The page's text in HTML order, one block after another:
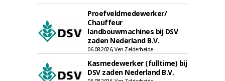
Proefveldmedewerker/
Chauffeur
landbouwmachines bij DSV
zaden Nederland B.V.
06-08-2026, Ven-Zelderheide
Kasmedewerker (fulltime) bij
DSV zaden Nederland B.V.